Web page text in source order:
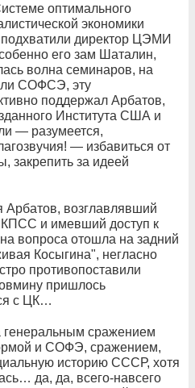
оптимального
экономики
директор ЦЭМИ
его зам Шаталин,
волна семинаров, на
СОФСЭ, эту
поддержал Арбатов,
Института США и
— разумеется,
— избавиться от
закрепить за идеей
Арбатов, возглавлявший
КПСС и имевший доступ к
вопроса отошла на задний
Косыгина", негласно
противопоставили
пришлось
с ЦК…
генеральным сражением
и СОФЭ, сражением,
историю СССР, хотя
да, да, всего-навсего